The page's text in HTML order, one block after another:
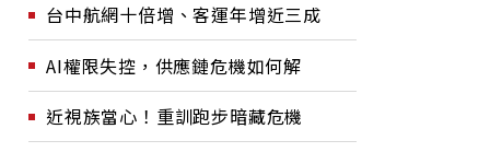
台中航網十倍增、客運年增近三成
AI權限失控，供應鏈危機如何解
近視族當心！重訓跑步暗藏危機